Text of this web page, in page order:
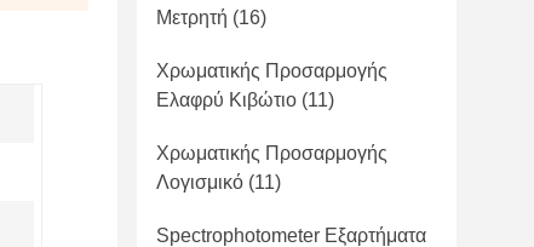
Μετρητή (16)
Χρωματικής Προσαρμογής
Ελαφρύ Κιβώτιο (11)
Χρωματικής Προσαρμογής
Λογισμικό (11)
Spectrophotometer Εξαρτήματα